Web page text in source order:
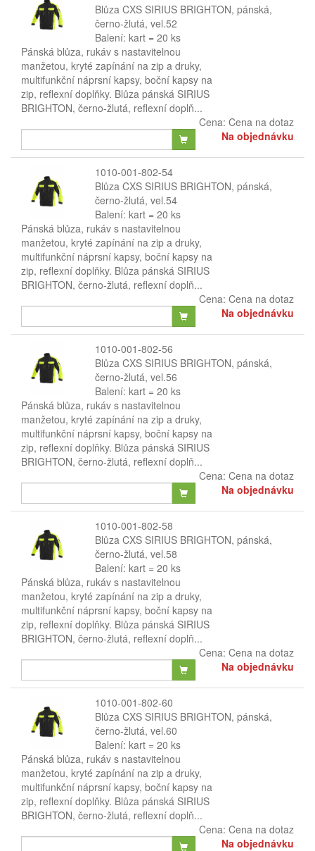
Blůza CXS SIRIUS BRIGHTON, pánská,
černo-žlutá, vel.52
Balení: kart = 20 ks
Pánská blůza, rukáv s nastavitelnou
manžetou, kryté zapínání na zip a druky,
multifunkční náprsní kapsy, boční kapsy na
zip, reflexní doplňky. Blůza pánská SIRIUS
BRIGHTON, černo-žlutá, reflexní doplň...
Cena: Cena na dotaz
Na objednávku
1010-001-802-54
Blůza CXS SIRIUS BRIGHTON, pánská,
černo-žlutá, vel.54
Balení: kart = 20 ks
Pánská blůza, rukáv s nastavitelnou
manžetou, kryté zapínání na zip a druky,
multifunkční náprsní kapsy, boční kapsy na
zip, reflexní doplňky. Blůza pánská SIRIUS
BRIGHTON, černo-žlutá, reflexní doplň...
Cena: Cena na dotaz
Na objednávku
1010-001-802-56
Blůza CXS SIRIUS BRIGHTON, pánská,
černo-žlutá, vel.56
Balení: kart = 20 ks
Pánská blůza, rukáv s nastavitelnou
manžetou, kryté zapínání na zip a druky,
multifunkční náprsní kapsy, boční kapsy na
zip, reflexní doplňky. Blůza pánská SIRIUS
BRIGHTON, černo-žlutá, reflexní doplň...
Cena: Cena na dotaz
Na objednávku
1010-001-802-58
Blůza CXS SIRIUS BRIGHTON, pánská,
černo-žlutá, vel.58
Balení: kart = 20 ks
Pánská blůza, rukáv s nastavitelnou
manžetou, kryté zapínání na zip a druky,
multifunkční náprsní kapsy, boční kapsy na
zip, reflexní doplňky. Blůza pánská SIRIUS
BRIGHTON, černo-žlutá, reflexní doplň...
Cena: Cena na dotaz
Na objednávku
1010-001-802-60
Blůza CXS SIRIUS BRIGHTON, pánská,
černo-žlutá, vel.60
Balení: kart = 20 ks
Pánská blůza, rukáv s nastavitelnou
manžetou, kryté zapínání na zip a druky,
multifunkční náprsní kapsy, boční kapsy na
zip, reflexní doplňky. Blůza pánská SIRIUS
BRIGHTON, černo-žlutá, reflexní doplň...
Cena: Cena na dotaz
Na objednávku